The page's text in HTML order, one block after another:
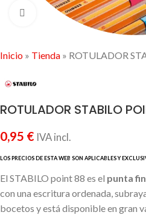
Click to enlarge
Inicio » Tienda » ROTULADOR
ROTULADOR STABILO
0,95 € IVA incl.
El STABILO point 88 es el punta
con una escritura ordenada,
bocetos y está disponible en gran